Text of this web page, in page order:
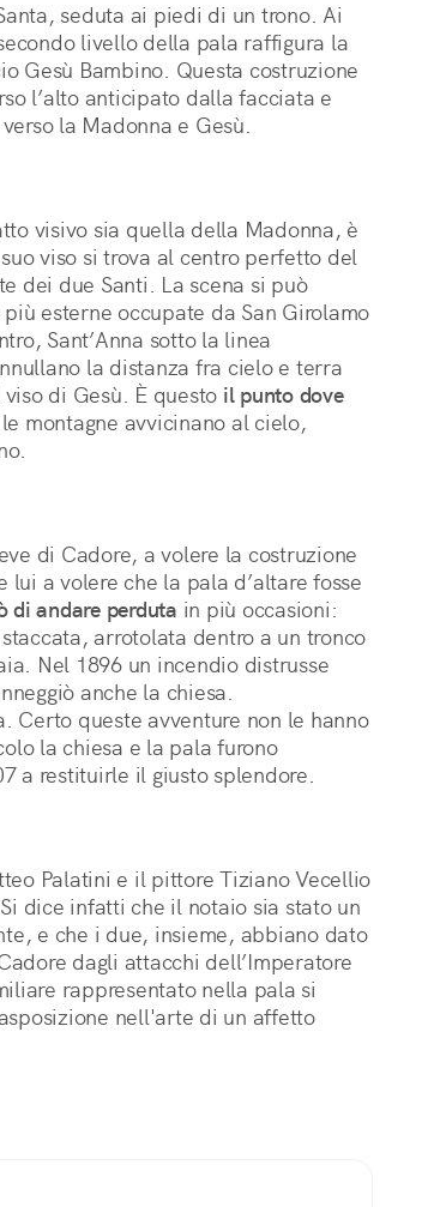
seduta ai piedi di un trono. Ai
livello della pala raffigura la
Gesù Bambino. Questa costruzione
l’alto anticipato dalla facciata e
la Madonna e Gesù.
viso si trova al centro perfetto del
dei due Santi. La scena si può
esterne occupate da San Girolamo
Sant’Anna sotto la linea
la distanza fra cielo e terra
di Gesù. È questo il punto dove
montagne avvicinano al cielo,
di Cadore, a volere la costruzione
a volere che la pala d’altare fosse
di andare perduta in più occasioni:
arrotolata dentro a un tronco
Nel 1896 un incendio distrusse
anche la chiesa.
Certo queste avventure non le hanno
la chiesa e la pala furono
a restituirle il giusto splendore.
Palatini e il pittore Tiziano Vecellio
Si dice infatti che il notaio sia stato un
e che i due, insieme, abbiano dato
dagli attacchi dell’Imperatore
rappresentato nella pala si
nell'arte di un affetto